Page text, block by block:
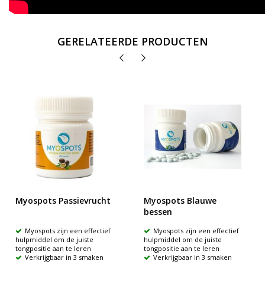
GERELATEERDE PRODUCTEN
Myospots Passievrucht
Myospots zijn een effectief
hulpmiddel om de juiste
tongpositie aan te leren
Verkrijgbaar in 3 smaken
Myospots Blauwe
bessen
Myospots zijn een effectief
hulpmiddel om de juiste
tongpositie aan te leren
Verkrijgbaar in 3 smaken